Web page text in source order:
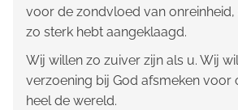
voor de zondvloed van onreinheid,
zo sterk hebt aangeklaagd.
Wij willen zo zuiver zijn als u. Wij
verzoening bij God afsmeken voor
heel de wereld.